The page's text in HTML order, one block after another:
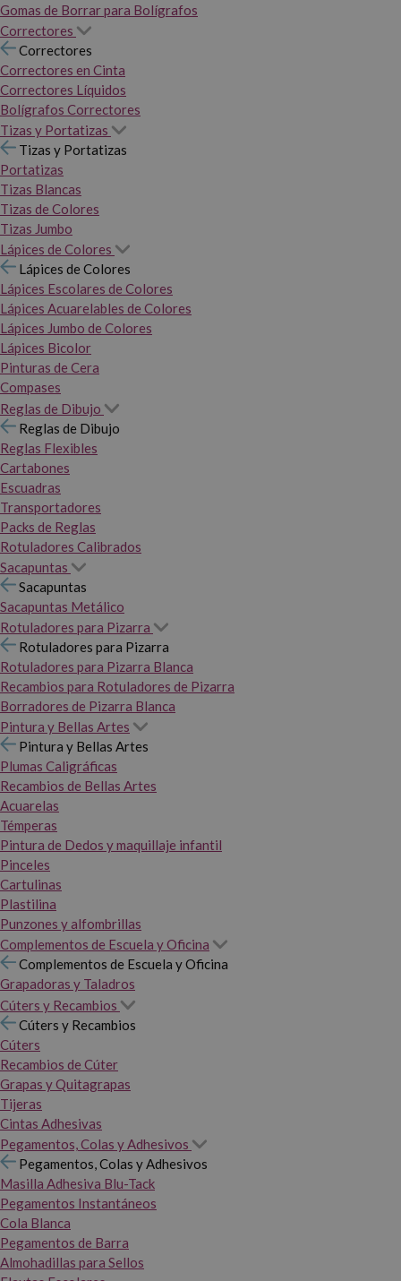
Gomas de Borrar para Bolígrafos
Correctores
Correctores
Correctores en Cinta
Correctores Líquidos
Bolígrafos Correctores
Tizas y Portatizas
Tizas y Portatizas
Portatizas
Tizas Blancas
Tizas de Colores
Tizas Jumbo
Lápices de Colores
Lápices de Colores
Lápices Escolares de Colores
Lápices Acuarelables de Colores
Lápices Jumbo de Colores
Lápices Bicolor
Pinturas de Cera
Compases
Reglas de Dibujo
Reglas de Dibujo
Reglas Flexibles
Cartabones
Escuadras
Transportadores
Packs de Reglas
Rotuladores Calibrados
Sacapuntas
Sacapuntas
Sacapuntas Metálico
Rotuladores para Pizarra
Rotuladores para Pizarra
Rotuladores para Pizarra Blanca
Recambios para Rotuladores de Pizarra
Borradores de Pizarra Blanca
Pintura y Bellas Artes
Pintura y Bellas Artes
Plumas Caligráficas
Recambios de Bellas Artes
Acuarelas
Témperas
Pintura de Dedos y maquillaje infantil
Pinceles
Cartulinas
Plastilina
Punzones y alfombrillas
Complementos de Escuela y Oficina
Complementos de Escuela y Oficina
Grapadoras y Taladros
Cúters y Recambios
Cúters y Recambios
Cúters
Recambios de Cúter
Grapas y Quitagrapas
Tijeras
Cintas Adhesivas
Pegamentos, Colas y Adhesivos
Pegamentos, Colas y Adhesivos
Masilla Adhesiva Blu-Tack
Pegamentos Instantáneos
Cola Blanca
Pegamentos de Barra
Almohadillas para Sellos